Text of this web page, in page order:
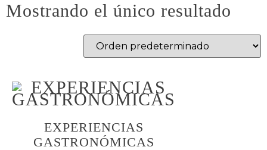
Mostrando el único resultado
EXPERIENCIAS
GASTRONÓMICAS